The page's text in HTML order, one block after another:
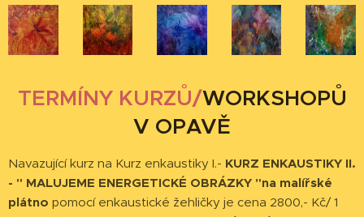
TERMÍNY KURZŮ/WORKSHOPŮ
V OPAVĚ
Navazující kurz na Kurz enkaustiky I.- KURZ ENKAUSTIKY II.
- " MALUJEME ENERGETICKÉ OBRÁZKY "na malířské
plátno pomocí enkaustické žehličky je cena 2800,- Kč/ 1